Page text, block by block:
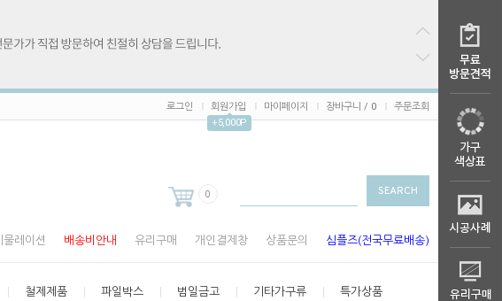
로그인
회원가입
+5,000P
마이페이지 장바구니 / 0 주문조회
물레이션 배송비안내 유리구매 개인결제창 상품문의 심플즈(전국무료배송)
0
철제제품 파일박스 범일금고 기타가구류 특가상품